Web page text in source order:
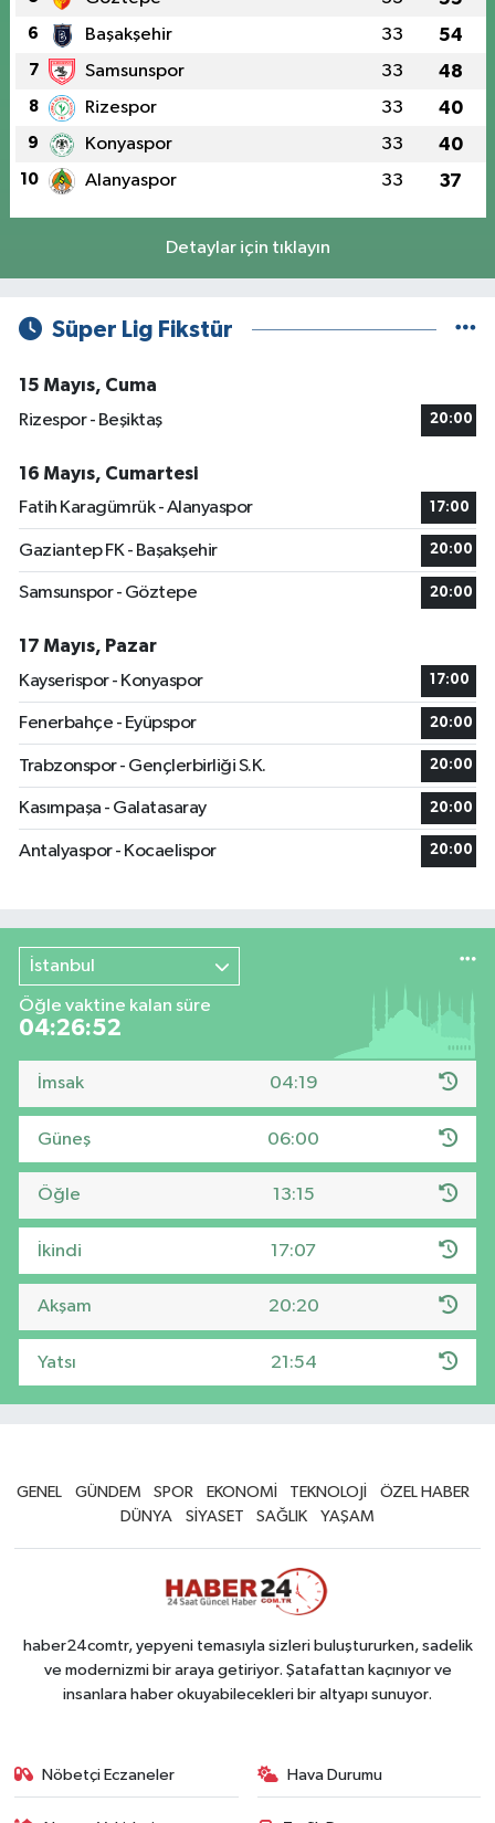
6 Başakşehir 33 54
7 Samsunspor 33 48
8 Rizespor 33 40
9 Konyaspor 33 40
10 Alanyaspor 33 37
Detaylar için tıklayın
Süper Lig Fikstür
15 Mayıs, Cuma
Rizespor - Beşiktaş
20:00
16 Mayıs, Cumartesi
Fatih Karagümrük - Alanyaspor
17:00
Gaziantep FK - Başakşehir 20:00
Samsunspor - Göztepe 20:00
17 Mayıs, Pazar
Kayserispor - Konyaspor
17:00
Fenerbahçe - Eyüpspor 20:00
Trabzonspor - Gençlerbirliği S.K. 20:00
Kasımpaşa - Galatasaray 20:00
Antalyaspor - Kocaelispor 20:00
İstanbul
Öğle vaktine kalan süre
04:26:51
İmsak 04:19
Güneş 06:00
Öğle 13:15
İkindi 17:07
Akşam 20:20
Yatsı 21:54
GENEL GÜNDEM SPOR EKONOMİ TEKNOLOJİ
ÖZEL HABER
DÜNYA
SİYASET SAĞLIK YAŞAM
haber24comtr, yepyeni temasıyla sizleri buluştururken, sadelik
ve modernizmi bir araya getiriyor. Şatafattan kaçınıyor ve
insanlara haber okuyabilecekleri bir altyapı sunuyor.
Nöbetçi Eczaneler Hava Durumu